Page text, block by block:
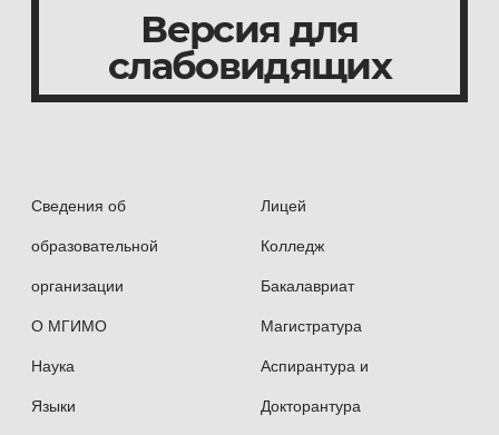
Сведения об
образовательной
организации
О МГИМО
Наука
Языки
Лицей
Колледж
Бакалавриат
Магистратура
Аспирантура и
Докторантура
Версия для
слабовидящих